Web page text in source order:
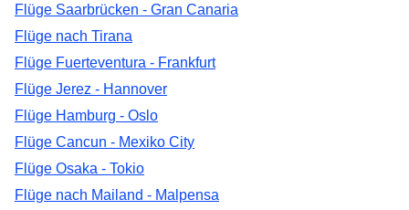
Flüge Saarbrücken - Gran Canaria
Flüge nach Tirana
Flüge Fuerteventura - Frankfurt
Flüge Jerez - Hannover
Flüge Hamburg - Oslo
Flüge Cancun - Mexiko City
Flüge Osaka - Tokio
Flüge nach Mailand - Malpensa